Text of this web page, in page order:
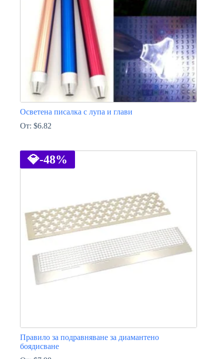
Осветена писалка с лупа и глави
От: $6.82
product
has
multiple
be
chosen
on
the
page
💎-48%
Правило за подравняване за диамантено
боядисване